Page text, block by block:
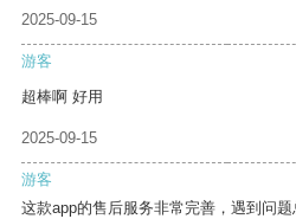
2025-09-15
游客
超棒啊 好用
2025-09-15
游客
这款app的售后服务非常完善，遇到问